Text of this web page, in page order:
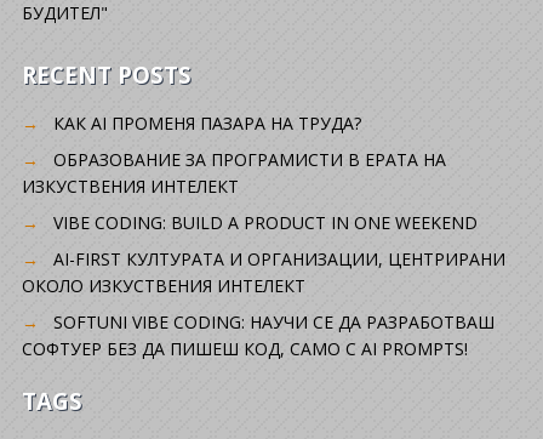
БУДИТЕЛ"
RECENT POSTS
КАК AI ПРОМЕНЯ ПАЗАРА НА ТРУДА?
ОБРАЗОВАНИЕ ЗА ПРОГРАМИСТИ В ЕРАТА НА
ИЗКУСТВЕНИЯ ИНТЕЛЕКТ
VIBE CODING: BUILD A PRODUCT IN ONE WEEKEND
AI-FIRST КУЛТУРАТА И ОРГАНИЗАЦИИ, ЦЕНТРИРАНИ
ОКОЛО ИЗКУСТВЕНИЯ ИНТЕЛЕКТ
SOFTUNI VIBE CODING: НАУЧИ СЕ ДА РАЗРАБОТВАШ
СОФТУЕР БЕЗ ДА ПИШЕШ КОД, САМО С AI PROMPTS!
TAGS